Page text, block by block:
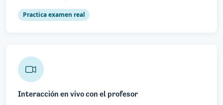
Practica examen real
Interacción en vivo con el profesor